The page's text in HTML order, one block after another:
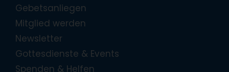
Gebetsanliegen
Mitglied werden
Newsletter
Gottesdienste & Events
Spenden & Helfen